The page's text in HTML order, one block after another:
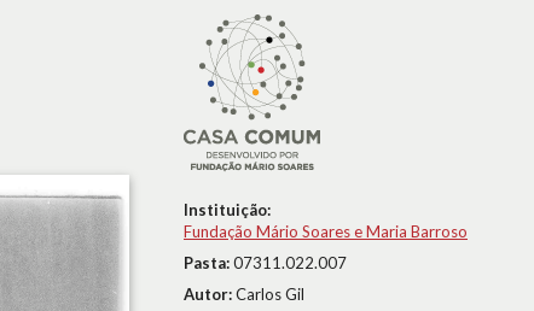
Instituição:
Fundação Mário Soares e Maria Barroso
Pasta:07311.022.007
Autor:Carlos Gil